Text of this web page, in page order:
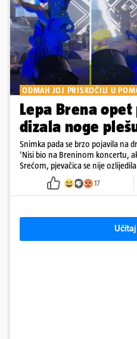
ODMAH JOJ PRISKOČILI U
Lepa Brena
dizala noge
Snimka pada se brzo pojavila na
'Nisi bio na Breninom koncertu,
Srećom, pjevačica se nije
17